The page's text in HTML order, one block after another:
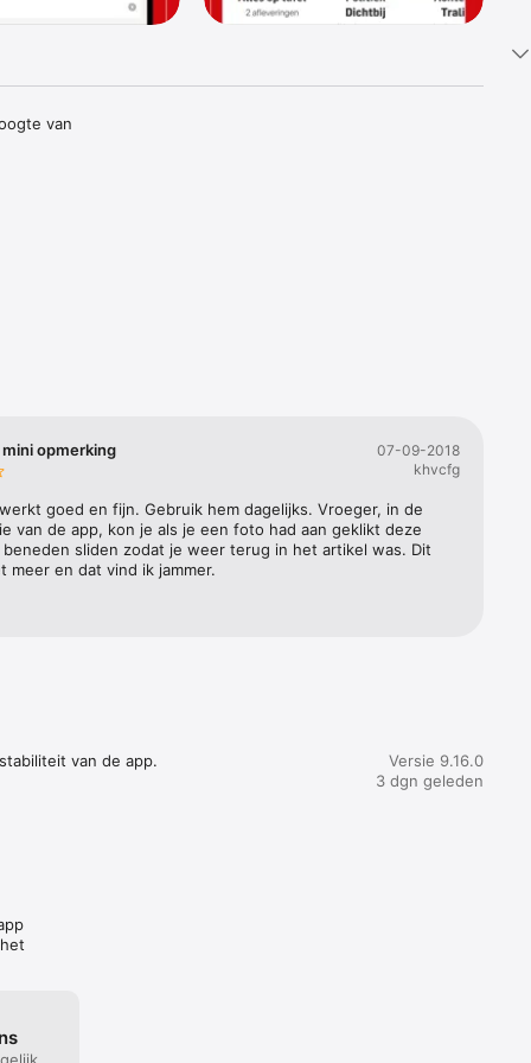
van
gratis
van
mini opmerking
07-09-2018
khvcfg
goed en fijn. Gebruik hem dagelijks. Vroeger, in de
van de app, kon je als je een foto had aan geklikt deze
sliden zodat je weer terug in het artikel was. Dit
meer en dat vind ik jammer.
van de app.
Versie 9.16.0
3 dgn geleden